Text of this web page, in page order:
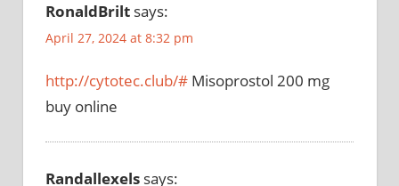
RonaldBrilt says:
April 27, 2024 at 8:32 pm
http://cytotec.club/# Misoprostol 200 mg
buy online
Randallexels says: